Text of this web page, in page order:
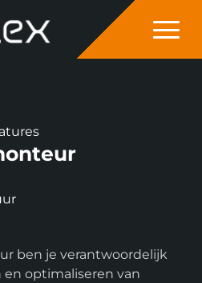
ben je verantwoordelijk
optimaliseren van